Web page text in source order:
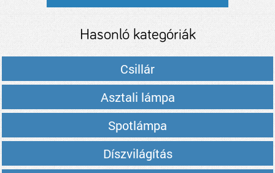
Hasonló kategóriák
Csillár
Asztali lámpa
Spotlámpa
Díszvilágítás